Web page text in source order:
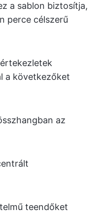
a sablon biztosítja,
perce célszerű
a következőket
az
teendőket